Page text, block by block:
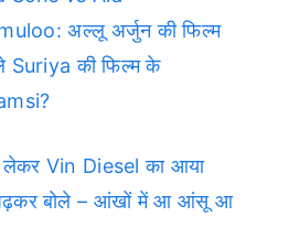
अल्लू अर्जुन की फिल्म
Suriya की फिल्म के
Vin Diesel का आया
पढ़कर बोले – आंखों में आ आंसू आ